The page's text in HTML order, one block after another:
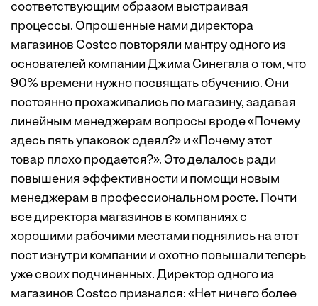
соответствующим образом выстраивая
процессы. Опрошенные нами директора
магазинов Costco повторяли мантру одного из
основателей компании Джима Синегала о том, что
90% времени нужно посвящать обучению. Они
постоянно прохаживались по магазину, задавая
линейным менеджерам вопросы вроде «Почему
здесь пять упаковок одеял?» и «Почему этот
товар плохо продается?». Это делалось ради
повышения эффективности и помощи новым
менеджерам в профессиональном росте. Почти
все директора магазинов в компаниях с
хорошими рабочими местами поднялись на этот
пост изнутри компании и охотно повышали теперь
уже своих подчиненных. Директор одного из
магазинов Costco признался: «Нет ничего более